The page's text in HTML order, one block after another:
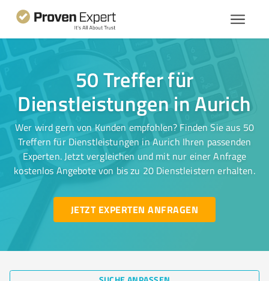
50 Treffer für
Dienstleistungen in Aurich
Wer wird gern von Kunden empfohlen? Finden Sie aus 50
Treffern für Dienstleistungen in Aurich Ihren passenden
Experten. Jetzt vergleichen und mit nur einer Anfrage
kostenlos Angebote von bis zu 20 Dienstleistern erhalten.
JETZT EXPERTEN ANFRAGEN